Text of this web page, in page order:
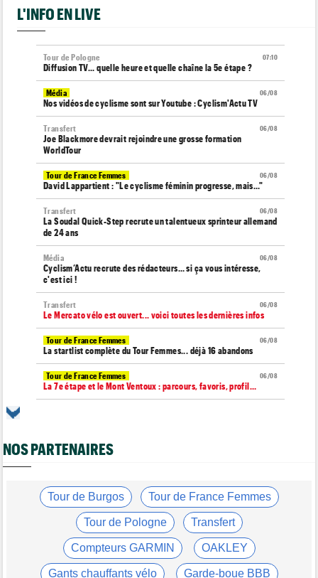
L'INFO EN LIVE
07:10
Tour de Pologne
Diffusion TV... quelle heure et quelle chaîne la 5e étape ?
06/08
Média
Nos vidéos de cyclisme sont sur Youtube : Cyclism'Actu TV
06/08
Transfert
Joe Blackmore devrait rejoindre une grosse formation
WorldTour
06/08
Tour de France Femmes
David Lappartient : "Le cyclisme féminin progresse, mais…"
06/08
Transfert
La Soudal Quick-Step recrute un talentueux sprinteur allemand
de 24 ans
06/08
Média
Cyclism’Actu recrute des rédacteurs… si ça vous intéresse,
c'est ici !
06/08
Transfert
Le Mercato vélo est ouvert... voici toutes les dernières infos
06/08
Tour de France Femmes
La startlist complète du Tour Femmes... déjà 16 abandons
06/08
Tour de France Femmes
La 7e étape et le Mont Ventoux : parcours, favoris, profil…
Tour de Pologne
Bart Lemmen : "J'attendais cette 1ère victoire depuis
06/08
Tour de France Femmes
Marlen Reusser : "Le Mont Ventoux... on verra"
Tour de France Femmes
Kim Le Court Pienaar : "La course a été complètement folle"
06/08
Route
Isaac Del Toro prolonge avec UAE Team Emirates-XRG jusqu'en
NOS PARTENAIRES
Tour de Burgos Tour de France Femmes
Tour de Pologne Transfert
Compteurs GARMIN OAKLEY
Gants chauffants vélo Garde-boue BBB